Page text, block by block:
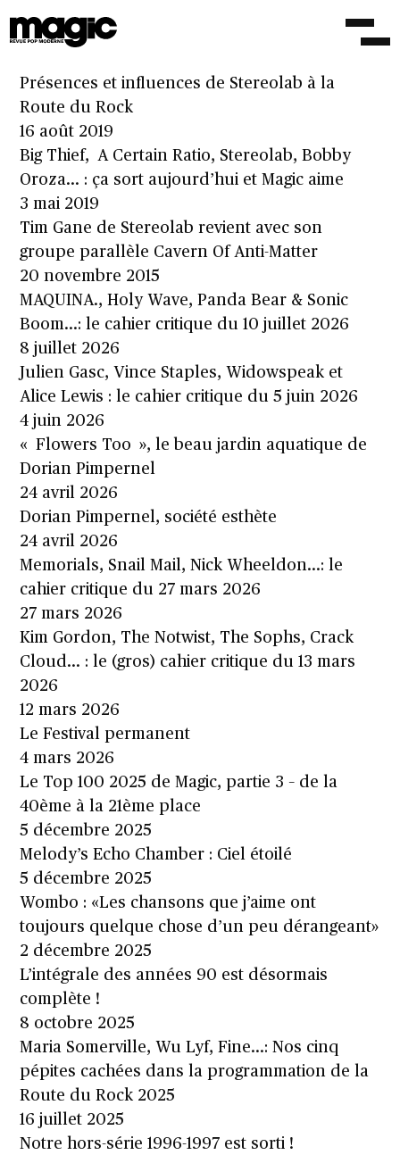
retour événement de Stereolab !
Présences et influences de Stereolab à la
Route du Rock
16 août 2019
Big Thief, A Certain Ratio, Stereolab, Bobby
Oroza… : ça sort aujourd’hui et Magic aime
3 mai 2019
Tim Gane de Stereolab revient avec son
groupe parallèle Cavern Of Anti-Matter
20 novembre 2015
MAQUINA., Holy Wave, Panda Bear & Sonic
Boom…: le cahier critique du 10 juillet 2026
8 juillet 2026
Julien Gasc, Vince Staples, Widowspeak et
Alice Lewis : le cahier critique du 5 juin 2026
4 juin 2026
« Flowers Too », le beau jardin aquatique de
Dorian Pimpernel
24 avril 2026
Dorian Pimpernel, société esthète
24 avril 2026
Memorials, Snail Mail, Nick Wheeldon…: le
cahier critique du 27 mars 2026
27 mars 2026
Kim Gordon, The Notwist, The Sophs, Crack
Cloud… : le (gros) cahier critique du 13 mars
2026
12 mars 2026
Le Festival permanent
4 mars 2026
Le Top 100 2025 de Magic, partie 3 – de la
40ème à la 21ème place
5 décembre 2025
Melody’s Echo Chamber : Ciel étoilé
5 décembre 2025
Wombo : «Les chansons que j’aime ont
toujours quelque chose d’un peu dérangeant»
2 décembre 2025
L’intégrale des années 90 est désormais
complète !
8 octobre 2025
Maria Somerville, Wu Lyf, Fine…: Nos cinq
pépites cachées dans la programmation de la
Route du Rock 2025
16 juillet 2025
Notre hors-série 1996-1997 est sorti !